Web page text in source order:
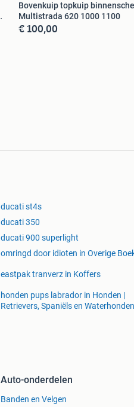
Bovenkuip topkuip
Multistrada 620 1000 1100
€ 100,00
ducati st4s
ducati 350
ducati 900 superlight
omringd door idioten in Overige
eastpak tranverz in Koffers
honden pups labrador in Honden |
Retrievers, Spaniëls en Waterhonden
Auto-onderdelen
Banden en Velgen